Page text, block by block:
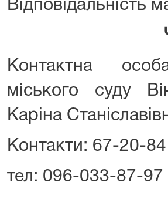
Відповідальність
Контактна
міського суду
Каріна
Контакти: 67-20-84
тел: 096-033-87-97